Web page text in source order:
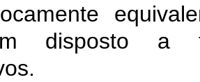
disposto a